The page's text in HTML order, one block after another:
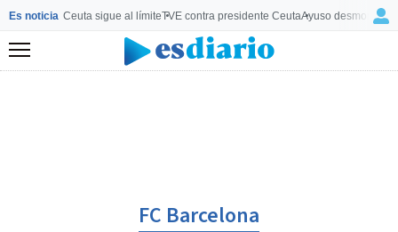
Es noticia Ceuta sigue al límiteTVE contra presidente CeutaAyuso desmonta a
Menú
FC Barcelona